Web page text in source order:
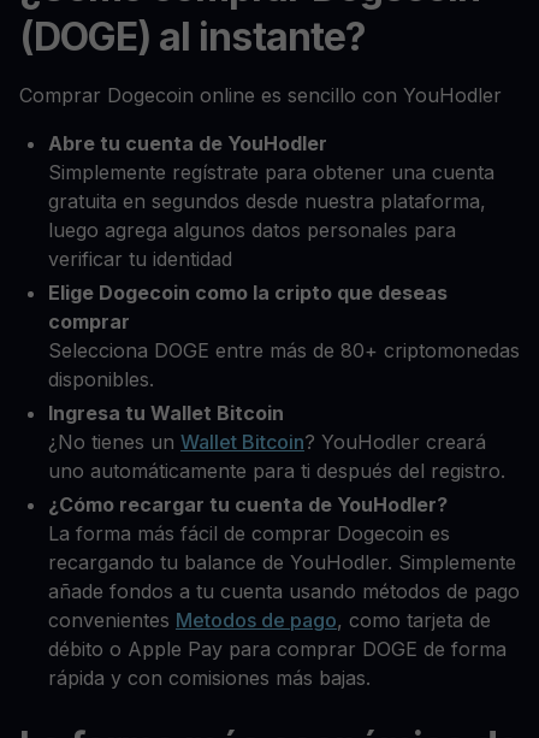
(DOGE) al instante?
Comprar Dogecoin online es sencillo con YouHodler
Abre tu cuenta de YouHodler
Simplemente regístrate para obtener una cuenta
gratuita en segundos desde nuestra plataforma,
luego agrega algunos datos personales para
verificar tu identidad
Elige Dogecoin como la cripto que deseas
comprar
Selecciona DOGE entre más de 80+ criptomonedas
disponibles.
Ingresa tu Wallet Bitcoin
¿No tienes un Wallet Bitcoin? YouHodler creará
uno automáticamente para ti después del registro.
¿Cómo recargar tu cuenta de YouHodler?
La forma más fácil de comprar Dogecoin es
recargando tu balance de YouHodler. Simplemente
añade fondos a tu cuenta usando métodos de pago
convenientes Metodos de pago, como tarjeta de
débito o Apple Pay para comprar DOGE de forma
rápida y con comisiones más bajas.